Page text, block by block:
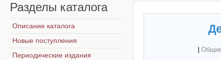
Разделы каталога
Описание каталога
Новые поступления
Периодические издания